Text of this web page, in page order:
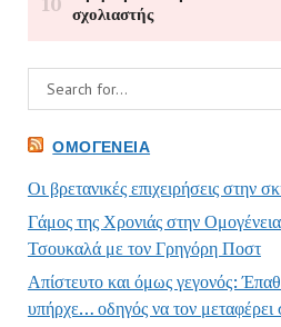
ΟΜΟΓΈΝΕΙΑ
Οι βρετανικές επιχειρήσεις στην
Γάμος της Χρονιάς στην
Τσουκαλά με τον Γρηγόρη Ποστ
Απίστευτο και όμως γεγονός:
υπήρχε… οδηγός να τον μεταφέρει